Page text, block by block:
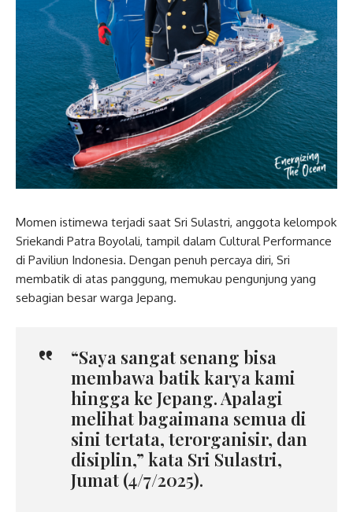
Momen istimewa terjadi saat Sri Sulastri, anggota kelompok
Sriekandi Patra Boyolali, tampil dalam Cultural Performance
di Paviliun Indonesia. Dengan penuh percaya diri, Sri
membatik di atas panggung, memukau pengunjung yang
sebagian besar warga Jepang.
“Saya sangat senang bisa
membawa batik karya kami
hingga ke Jepang. Apalagi
melihat bagaimana semua di
sini tertata, terorganisir, dan
disiplin,” kata Sri Sulastri,
Jumat (4/7/2025).